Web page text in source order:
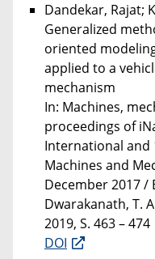
Dandekar, Rajat;
Generalized
oriented
applied to a
mechanism
In: Machines,
proceedings of
International and
Machines and
December 2017 /
Dwarakanath, T.
2019, S. 463 – 474
DOI